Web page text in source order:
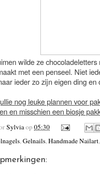
wilde ze
met een penseel. Niet
ieder zo zijn eigen ding
nog leuke plannen voor
en misschien een biosje
Sylviaop05:30
,Gelnails,Handmade Nailart,